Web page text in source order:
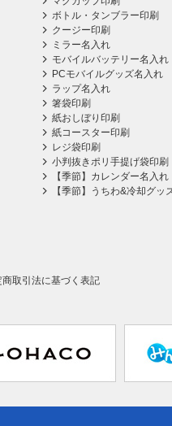
ボトル・タンブラー印刷
クージー印刷
ミラー名入れ
モバイルバッテリー名入れ
PCモバイルグッズ名入れ
ラップ名入れ
箸袋印刷
紙おしぼり印刷
紙コースター印刷
レジ袋印刷
小判抜きポリ手提げ袋印刷
【季節】カレンダー名入れ
【季節】うちわ&冷却グッ
商取引法に基づく表記